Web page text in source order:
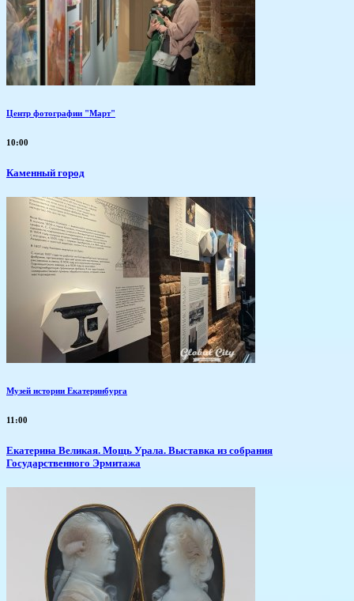
Центр фотографии "Март"
10:00
Каменный город
Музей истории Екатеринбурга
11:00
​Екатерина Великая. Мощь Урала. Выставка из собрания
Государственного Эрмитажа